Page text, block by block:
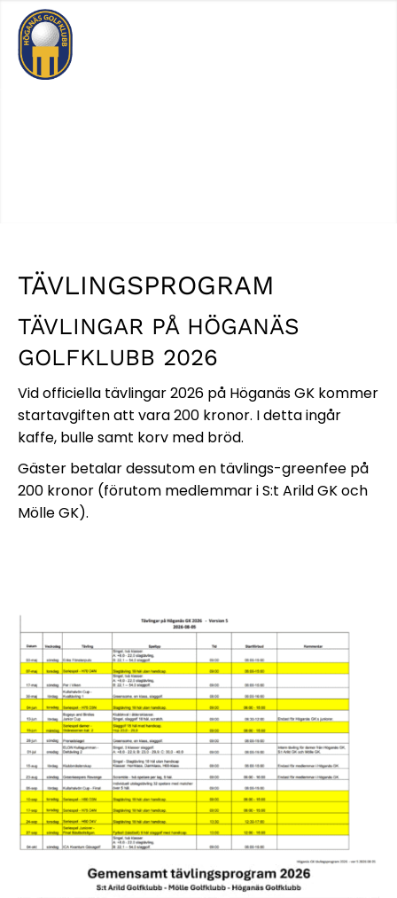
TÄVLINGSPROGRAM
TÄVLINGAR PÅ HÖGANÄS
GOLFKLUBB 2026
Vid officiella tävlingar 2026 på Höganäs GK kommer
startavgiften att vara 200 kronor. I detta ingår
kaffe, bulle samt korv med bröd.
Gäster betalar dessutom en tävlings-greenfee på
200 kronor (förutom medlemmar i S:t Arild GK och
Mölle GK).